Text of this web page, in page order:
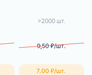
>2000 шт.
9,50 ₽/шт.
7,00 ₽/шт.